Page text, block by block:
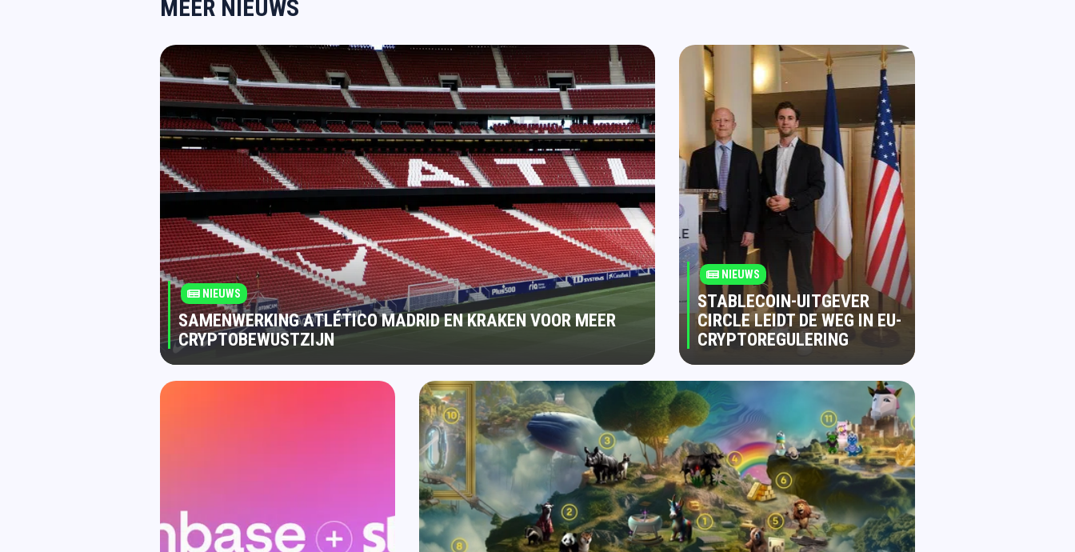
MEER NIEUWS
NIEUWS
SAMENWERKING ATLÉTICO MADRID EN KRAKEN VOOR MEER
CRYPTOBEWUSTZIJN
NIEUWS
STABLECOIN-UITGEVER
CIRCLE LEIDT DE WEG IN EU-
CRYPTOREGULERING